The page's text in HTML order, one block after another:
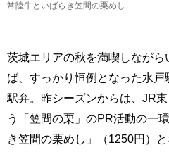
常陸牛といばらき笠間の栗めし
茨城エリアの秋を満喫しながら
ば、すっかり恒例となった水
駅弁。昨シーズンからは、JR
う「笠間の栗」のPR活動の一
き笠間の栗めし」（1250円）